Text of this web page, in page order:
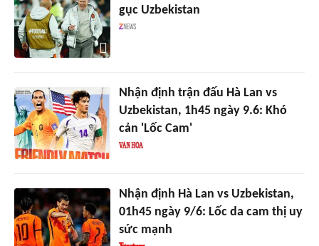
gục Uzbekistan
Nhận định trận đấu Hà Lan vs
Uzbekistan, 1h45 ngày 9.6: Khó
cản 'Lốc Cam'
Nhận định Hà Lan vs Uzbekistan,
01h45 ngày 9/6: Lốc da cam thị uy
sức mạnh